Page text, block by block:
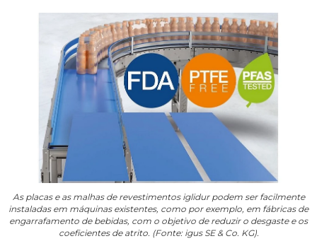
As placas e as malhas de revestimentos iglidur podem ser facilmente
instaladas em máquinas existentes, como por exemplo, em fábricas de
engarrafamento de bebidas, com o objetivo de reduzir o desgaste e os
coeficientes de atrito. (Fonte: igus SE & Co. KG).